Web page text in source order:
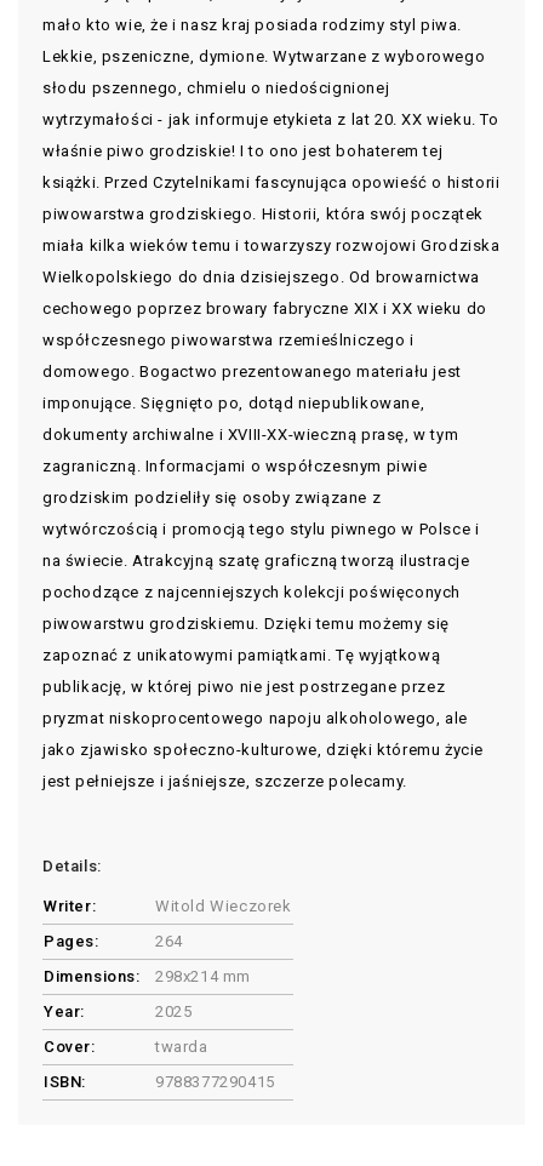
mało kto wie, że i nasz kraj posiada rodzimy styl piwa.
Lekkie, pszeniczne, dymione. Wytwarzane z wyborowego
słodu pszennego, chmielu o niedoścignionej
wytrzymałości - jak informuje etykieta z lat 20. XX wieku. To
właśnie piwo grodziskie! I to ono jest bohaterem tej
książki. Przed Czytelnikami fascynująca opowieść o historii
piwowarstwa grodziskiego. Historii, która swój początek
miała kilka wieków temu i towarzyszy rozwojowi Grodziska
Wielkopolskiego do dnia dzisiejszego. Od browarnictwa
cechowego poprzez browary fabryczne XIX i XX wieku do
współczesnego piwowarstwa rzemieślniczego i
domowego. Bogactwo prezentowanego materiału jest
imponujące. Sięgnięto po, dotąd niepublikowane,
dokumenty archiwalne i XVIII-XX-wieczną prasę, w tym
zagraniczną. Informacjami o współczesnym piwie
grodziskim podzieliły się osoby związane z
wytwórczością i promocją tego stylu piwnego w Polsce i
na świecie. Atrakcyjną szatę graficzną tworzą ilustracje
pochodzące z najcenniejszych kolekcji poświęconych
piwowarstwu grodziskiemu. Dzięki temu możemy się
zapoznać z unikatowymi pamiątkami. Tę wyjątkową
publikację, w której piwo nie jest postrzegane przez
pryzmat niskoprocentowego napoju alkoholowego, ale
jako zjawisko społeczno-kulturowe, dzięki któremu życie
jest pełniejsze i jaśniejsze, szczerze polecamy.
Details:
Writer:
Witold Wieczorek
Pages:
264
Dimensions:
298x214 mm
Year:
2025
Cover:
twarda
ISBN:
9788377290415